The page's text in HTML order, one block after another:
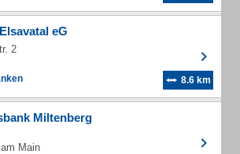
eG
2
8.6 km
Miltenberg
Main